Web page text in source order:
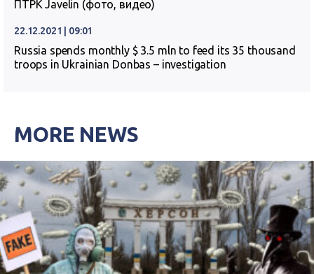
ПТРК Javelin (фото, видео)
22.12.2021 | 09:01
Russia spends monthly $ 3.5 mln to feed its 35 thousand
troops in Ukrainian Donbas – investigation
MORE NEWS